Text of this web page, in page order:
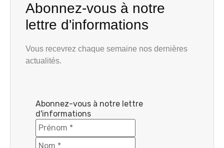
Abonnez-vous à notre
lettre d'informations
Vous recevrez chaque semaine nos dernières
actualités.
Abonnez-vous à notre lettre
d'informations